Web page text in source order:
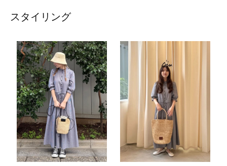
スタイリング